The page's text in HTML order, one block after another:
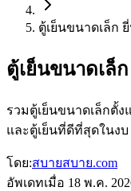
ตู้เย็นขนาดเล็ก
ตู้เย็นขนาดเล็
รวมตู้เย็นขนาดเล็กตั้ง
และตู้เย็นที่ดีที่สุดในงบ
โดย:สบายสบาย.com
อัพเดทเมื่อ 18 พ.ค.